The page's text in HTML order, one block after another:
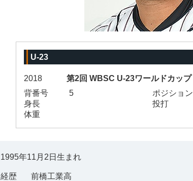
U-23
2018
第2回 WBSC U-23ワールドカップ
背番号
5 ポジション
身長
投打
体重
1995年11月2日生まれ
経歴
前橋工業高